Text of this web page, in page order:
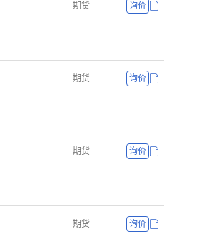
期货 询价
期货 询价
期货 询价
期货 询价